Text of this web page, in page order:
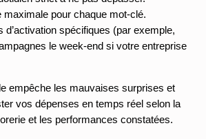
maximale pour chaque mot-clé.
d’activation spécifiques (par exemple,
le week-end si votre entreprise
empêche les mauvaises surprises et
vos dépenses en temps réel selon la
et les performances constatées.